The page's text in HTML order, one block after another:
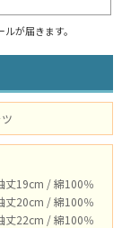
が届きます。
丈19cm / 綿100％
丈20cm / 綿100％
丈22cm / 綿100％